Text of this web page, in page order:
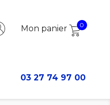
Mon panier 0
03 27 74 97 00